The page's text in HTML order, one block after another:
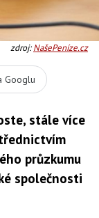
zdroj:NašePeníze.cz
Googlu
stále více
průzkumu
společnosti